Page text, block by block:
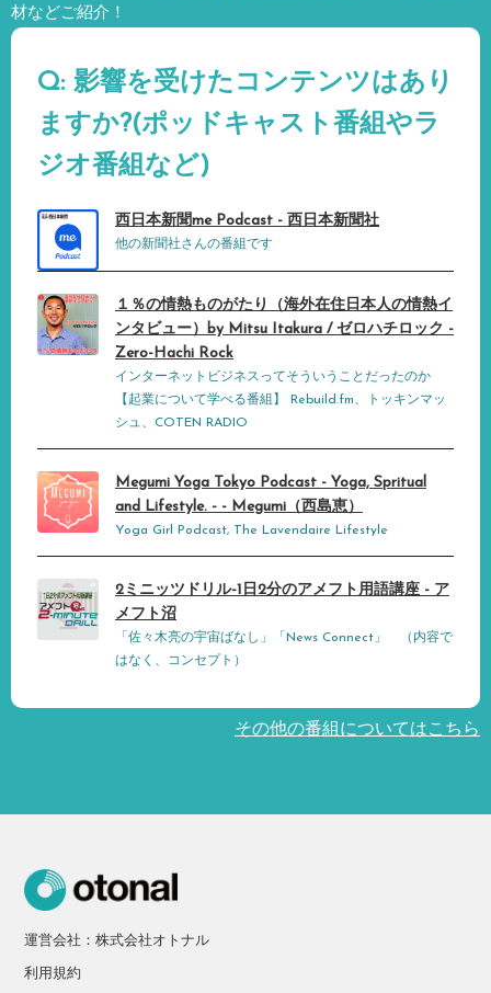
材などご紹介！
Q: 影響を受けたコンテンツはあり
ますか?(ポッドキャスト番組やラ
ジオ番組など)
西日本新聞me Podcast - 西日本新聞社
他の新聞社さんの番組です
１％の情熱ものがたり（海外在住日本人の情熱イ
ンタビュー）by Mitsu Itakura / ゼロハチロック -
Zero-Hachi Rock
インターネットビジネスってそういうことだったのか
【起業について学べる番組】 Rebuild.fm、トッキンマッ
シュ、COTEN RADIO
Megumi Yoga Tokyo Podcast - Yoga, Spritual
and Lifestyle. - - Megumi（西島恵）
Yoga Girl Podcast, The Lavendaire Lifestyle
2ミニッツドリル-1日2分のアメフト用語講座 - ア
メフト沼
「佐々木亮の宇宙ばなし」「News Connect」 （内容で
はなく、コンセプト）
その他の番組についてはこちら
運営会社：株式会社オトナル
利用規約